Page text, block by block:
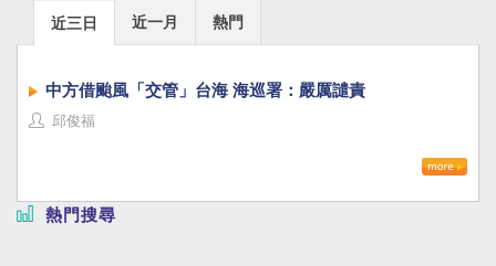
近三日 近一月 熱門
中方借颱風「交管」台海 海巡署：嚴厲譴責
邱俊福
熱門搜尋